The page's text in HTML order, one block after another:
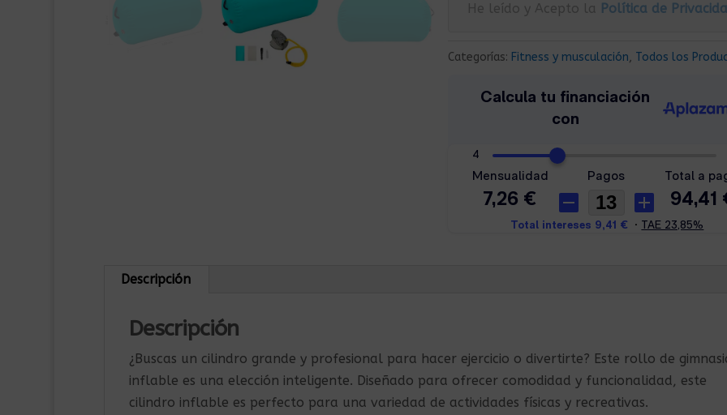
100x60
Azul
cantidad
He leído y Acepto la Política de
Categorías: Fitness y musculación, Todos los
Descripción
Descripción
¿Buscas un cilindro grande y profesional para hacer ejercicio o divertirte? Este rollo de
inflable es una elección inteligente. Diseñado para ofrecer comodidad y funcionalidad, este
cilindro inflable es perfecto para una variedad de actividades físicas y recreativas.